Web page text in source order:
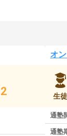
オ
生徒
通塾
通塾